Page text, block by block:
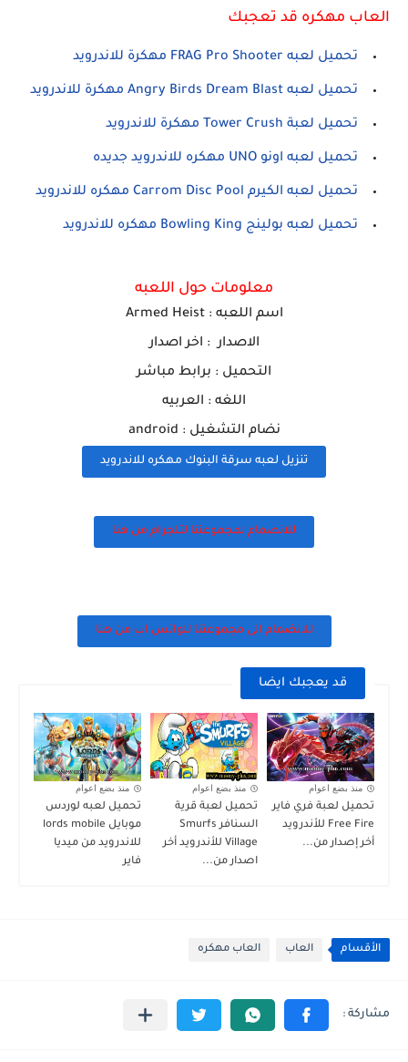
العاب مهكره قد تعجبك
تحميل لعبه FRAG Pro Shooter مهكرة للاندرويد
تحميل لعبه Angry Birds Dream Blast مهكرة للاندرويد
تحميل لعبة Tower Crush مهكرة للاندرويد
تحميل لعبه اونو UNO مهكره للاندرويد جديده
تحميل لعبه الكيرم Carrom Disc Pool مهكره للاندرويد
تحميل لعبه بولينج Bowling King مهكره للاندرويد
معلومات حول اللعبه
اسم اللعبه :
Armed Heist
الاصدار : اخر اصدار
التحميل : برابط مباشر
اللغه : العربيه
نضام التشغيل : android
تنزيل لعبه سرقة البنوك مهكره للاندرويد
للانضمام لمجموعتنا لتلجرام من هنا
للانضمام الى مجموعتنا للواتس اب من هنا
قد يعجبك ايضا
منذ بضع اعوام
تحميل لعبة فري فاير
Free Fire للأندرويد
أخر إصدار من...
منذ بضع اعوام
تحميل لعبة قرية
السنافر Smurfs
Village للأندرويد أخر
اصدار من...
منذ بضع اعوام
تحميل لعبه لوردس
موبايل lords mobile
للاندرويد من ميديا
فاير
الأقسام العاب العاب مهكره